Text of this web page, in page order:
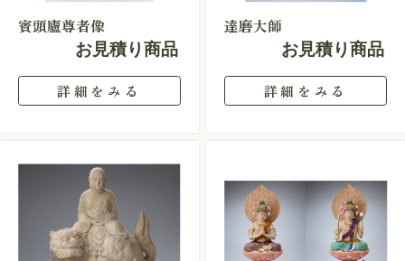
賓頭廬尊者像
お見積り商品
詳細をみる
達磨大師
お見積り商品
詳細をみる